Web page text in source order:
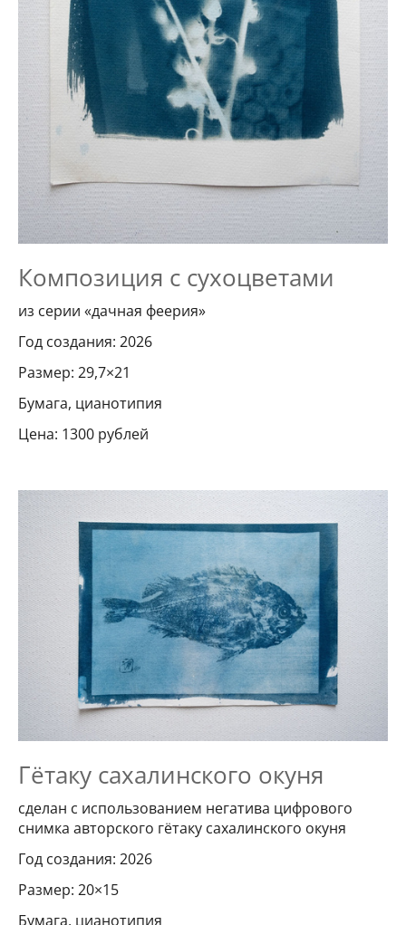
Композиция с сухоцветами
из серии «дачная феерия»
Год создания: 2026
Размер: 29,7×21
Бумага, цианотипия
Цена: 1300 рублей
Гётаку сахалинского окуня
сделан с использованием негатива цифрового
снимка авторского гётаку сахалинского окуня
Год создания: 2026
Размер: 20×15
Бумага, цианотипия